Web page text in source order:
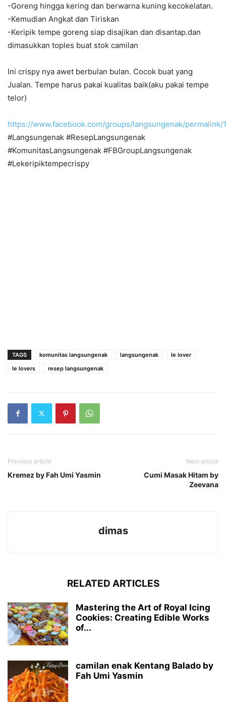
-Goreng hingga kering dan berwarna kuning kecokelatan.
-Kemudian Angkat dan Tiriskan
-Keripik tempe goreng siap disajikan dan disantap.dan
dimasukkan toples buat stok camilan
Ini crispy nya awet berbulan bulan. Cocok buat yang
Jualan. Tempe harus pakai kualitas baik(aku pakai tempe
telor)
https://www.facebook.com/groups/langsungenak/permalink/
#Langsungenak #ResepLangsungenak
#KomunitasLangsungenak #FBGroupLangsungenak
#Lekeripiktempecrispy
TAGS komunitas langsungenak langsungenak
le lover
le lovers
resep langsungenak
Previous article
Kremez by Fah Umi Yasmin
Next article
Cumi Masak Hitam by
Zeevana
dimas
RELATED ARTICLES
Mastering the Art of Royal Icing
Cookies: Creating Edible Works
of...
camilan enak Kentang Balado by
Fah Umi Yasmin